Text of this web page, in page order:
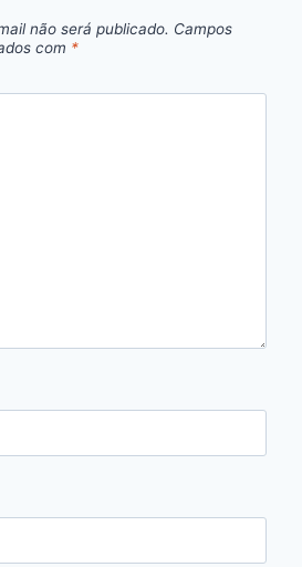
não será publicado. Campos
com *